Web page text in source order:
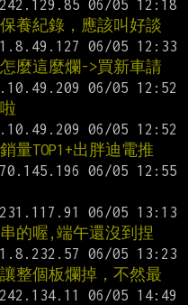
養紀錄，應該叫好談
麼這麼爛->買新車請
量TOP1+出胖迪電推
的喔,端午還沒到捏
整個板爛掉，不然最